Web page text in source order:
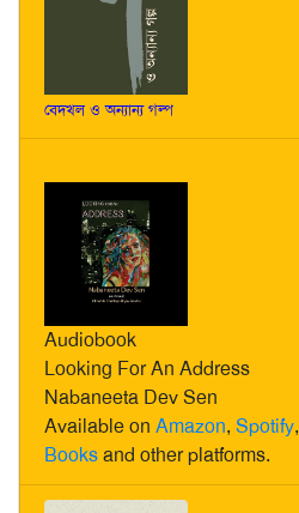
বেদখল ও অন্যান্য গল্প
Audiobook
Looking For An Address
Nabaneeta Dev Sen
Available on Amazon, Spotify,
Booksand other platforms.